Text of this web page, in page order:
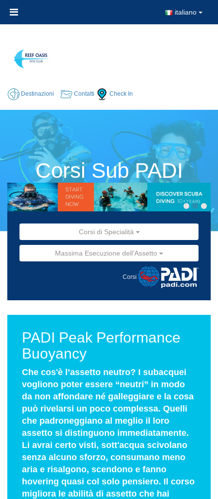
italiano
Destinazioni Contatti Check In
Corsi Sub PADI
Corsi di Specialità
Massima Esecuzione dell'Assetto
Corsi
PADI Peak Performance
Buoyancy
Che cos'è l’assetto neutro? I subacquei
vogliono poter essere “neutri” in modo
da non affondare né galleggiare e la cosa
può rivelarsi un poco complessa. Quelli
che padroneggiano al meglio il loro
assetto si distinguono immediatamente.
Li avrai certo visti, sott'acqua scivolano
senza alcuno sforzo, consumano meno
aria e risalgono, scendono e fanno
hovering quasi col solo pensiero. Il corso
migliora le abilità di assetto che hai